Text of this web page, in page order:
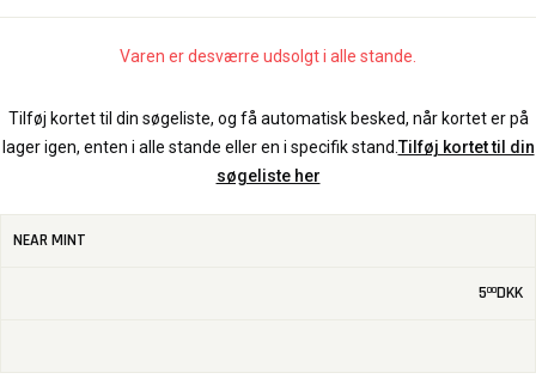
Varen er desværre udsolgt i alle stande.
Tilføj kortet til din søgeliste, og få automatisk besked, når kortet er på
lager igen, enten i alle stande eller en i specifik stand.Tilføj kortet til din
søgeliste her
NEAR MINT
500DKK